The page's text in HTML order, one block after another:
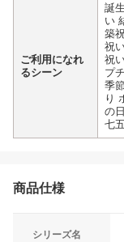
ご利用になれ
るシーン
誕
い
築
祝
祝
プ
季
り
の
七
商品仕様
シリーズ名